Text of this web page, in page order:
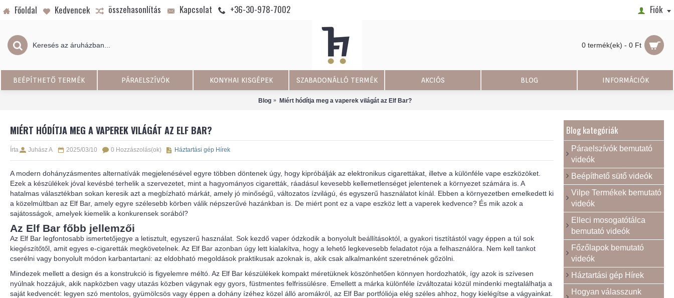
Főoldal Kedvencek összehasonlítás Kapcsolat +36-30-978-7002 Fiók
0 termék(ek) - 0 Ft
BEÉPÍTHETŐ TERMÉK PÁRAELSZÍVÓK KONYHAI KISGÉPEK SZABADONÁLLÓ TERMÉK AKCIÓS BLOG INFORMÁCIÓK
Blog Miért hódítja meg a vaperek világát az Elf Bar?
Blog kategóriák
Páraelszívók bemutató
videók
Beépíthető sütő videók
Vilpe Termékek bemutató
videók
Elleci mosogatótálca
bemutató videók
Főzőlapok bemutató
videók
Háztartási gép Hírek
Hogyan válasszunk
MIÉRT HÓDÍTJA MEG A VAPEREK VILÁGÁT AZ ELF BAR?
Írta Juhász A 2025/03/10 0 Hozzászolás(ok) Háztartási gép Hírek
A modern dohányzásmentes alternatívák megjelenésével egyre többen döntenek úgy, hogy kipróbálják az elektronikus cigarettákat, illetve a különféle vape eszközöket.
Ezek a készülékek jóval kevésbé terhelik a szervezetet, mint a hagyományos cigaretták, ráadásul kevesebb kellemetlenséget jelentenek a környezet számára is. A
hatalmas választékban sokan keresik azt a megbízható márkát, amely jó minőségű, változatos ízvilágú, és egyszerű használatot kínál. Ebben a környezetben emelkedett ki
a közelmúltban az Elf Bar, amely egyre szélesebb körben válik népszerűvé hazánkban is. De miért pont ez a vape eszköz lett a vaperek kedvence? És mik azok a
sajátosságok, amelyek kiemelik a konkurensek sorából?
Az Elf Bar főbb jellemzői
Az Elf Bar legfontosabb ismertetőjegye a letisztult, egyszerű használat. Sok kezdő vaper ódzkodik a bonyolult beállításoktól, a gyakori tisztítástól vagy éppen a túl sok
kiegészítőtől, amit egyes e-cigaretták megkövetelnek. Az Elf Bar azonban úgy lett kialakítva, hogy a lehető legkevesebb feladatot rója a felhasználóra. Nem kell tankot
cserélni vagy bonyolult módon karbantartani: az eldobható megoldások praktikusak azoknak is, akik csak alkalmanként szeretnének gőzölni.
Mindezek mellett a design és a konstrukció is figyelemre méltó. Az Elf Bar készülékek kompakt méretüknek köszönhetően könnyen hordozhatók, így azok is szívesen
nyúlnak hozzájuk, akik napközben vagy utazás közben vágynak egy gyors, füstmentes felfrissülésre. Emellett a márka különféle ízváltozatai közül mindenki megtalálhatja a
saját kedvencét: legyen szó mentolos, gyümölcsös vagy éppen a dohány ízéhez közel álló aromákról, az Elf Bar portfóliója elég széles ahhoz, hogy kielégítse a vágyainkat.